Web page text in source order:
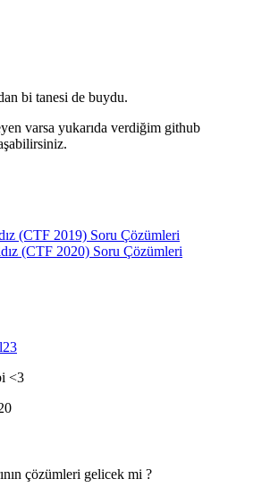
bi tanesi de buydu.
varsa yukarıda verdiğim github
(CTF 2019) Soru Çözümleri
(CTF 2020) Soru Çözümleri
<3
çözümleri gelicek mi ?